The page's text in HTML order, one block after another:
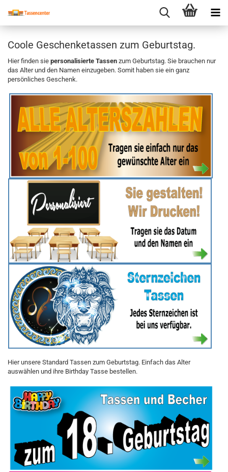
Coole Geschenketassen zum Geburtstag.
Hier finden sie personalisierte Tassen zum Geburtstag. Sie brauchen nur
das Alter und den Namen einzugeben. Somit haben sie ein ganz
persönliches Geschenk.
Hier unsere Standard Tassen zum Geburtstag. Einfach das Alter
auswählen und ihre Birthday Tasse bestellen.